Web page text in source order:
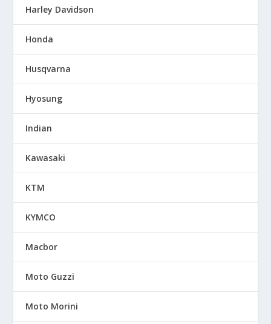
Harley Davidson
Honda
Husqvarna
Hyosung
Indian
Kawasaki
KTM
KYMCO
Macbor
Moto Guzzi
Moto Morini